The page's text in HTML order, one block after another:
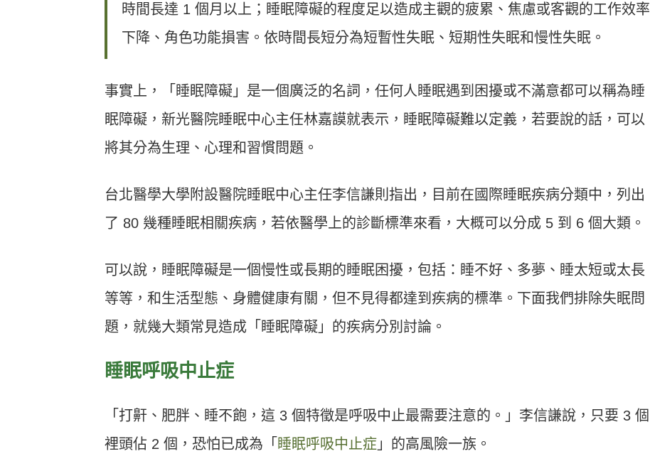
時間長達 1 個月以上；睡眠障礙的程度足以造成主觀的疲累、焦慮或客觀的工作效率
下降、角色功能損害。依時間長短分為短暫性失眠、短期性失眠和慢性失眠。
事實上，「睡眠障礙」是一個廣泛的名詞，任何人睡眠遇到困擾或不滿意都可以稱為睡
眠障礙，新光醫院睡眠中心主任林嘉謨就表示，睡眠障礙難以定義，若要說的話，可以
將其分為生理、心理和習慣問題。
台北醫學大學附設醫院睡眠中心主任李信謙則指出，目前在國際睡眠疾病分類中，列出
了 80 幾種睡眠相關疾病，若依醫學上的診斷標準來看，大概可以分成 5 到 6 個大類。
可以說，睡眠障礙是一個慢性或長期的睡眠困擾，包括：睡不好、多夢、睡太短或太長
等等，和生活型態、身體健康有關，但不見得都達到疾病的標準。下面我們排除失眠問
題，就幾大類常見造成「睡眠障礙」的疾病分別討論。
睡眠呼吸中止症
「打鼾、肥胖、睡不飽，這 3 個特徵是呼吸中止最需要注意的。」李信謙說，只要 3 個
裡頭佔 2 個，恐怕已成為「 睡眠呼吸中止症 」的高風險一族。